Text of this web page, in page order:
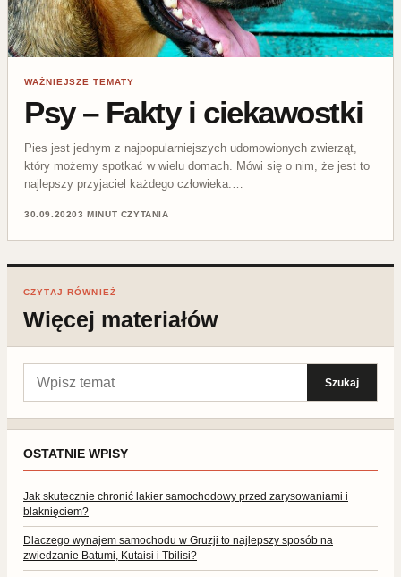
CZYTAJ RÓWNIEŻ
Więcej materiałów
Szukaj:
Szukaj
OSTATNIE WPISY
Jak skutecznie chronić lakier samochodowy przed zarysowaniami i
blaknięciem?
Dlaczego wynajem samochodu w Gruzji to najlepszy sposób na
zwiedzanie Batumi, Kutaisi i Tbilisi?
WAŻNIEJSZE TEMATY
Psy – Fakty i ciekawostki
Pies jest jednym z najpopularniejszych udomowionych zwierząt,
który możemy spotkać w wielu domach. Mówi się o nim, że jest to
najlepszy przyjaciel każdego człowieka.…
30.09.20203 MINUT CZYTANIA